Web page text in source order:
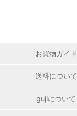
お買物ガイド
送料について
gujiについて